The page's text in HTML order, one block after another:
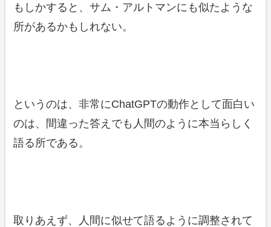
もしかすると、サム・アルトマンにも似たような
所があるかもしれない。
というのは、非常にChatGPTの動作として面白い
のは、間違った答えでも人間のように本当らしく
語る所である。
取りあえず、人間に似せて語るように調整されて